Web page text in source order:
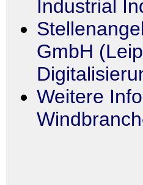
Industrial
GmbH
Weitere